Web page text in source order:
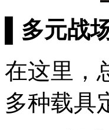
▌多元战
在这里，
多种载具